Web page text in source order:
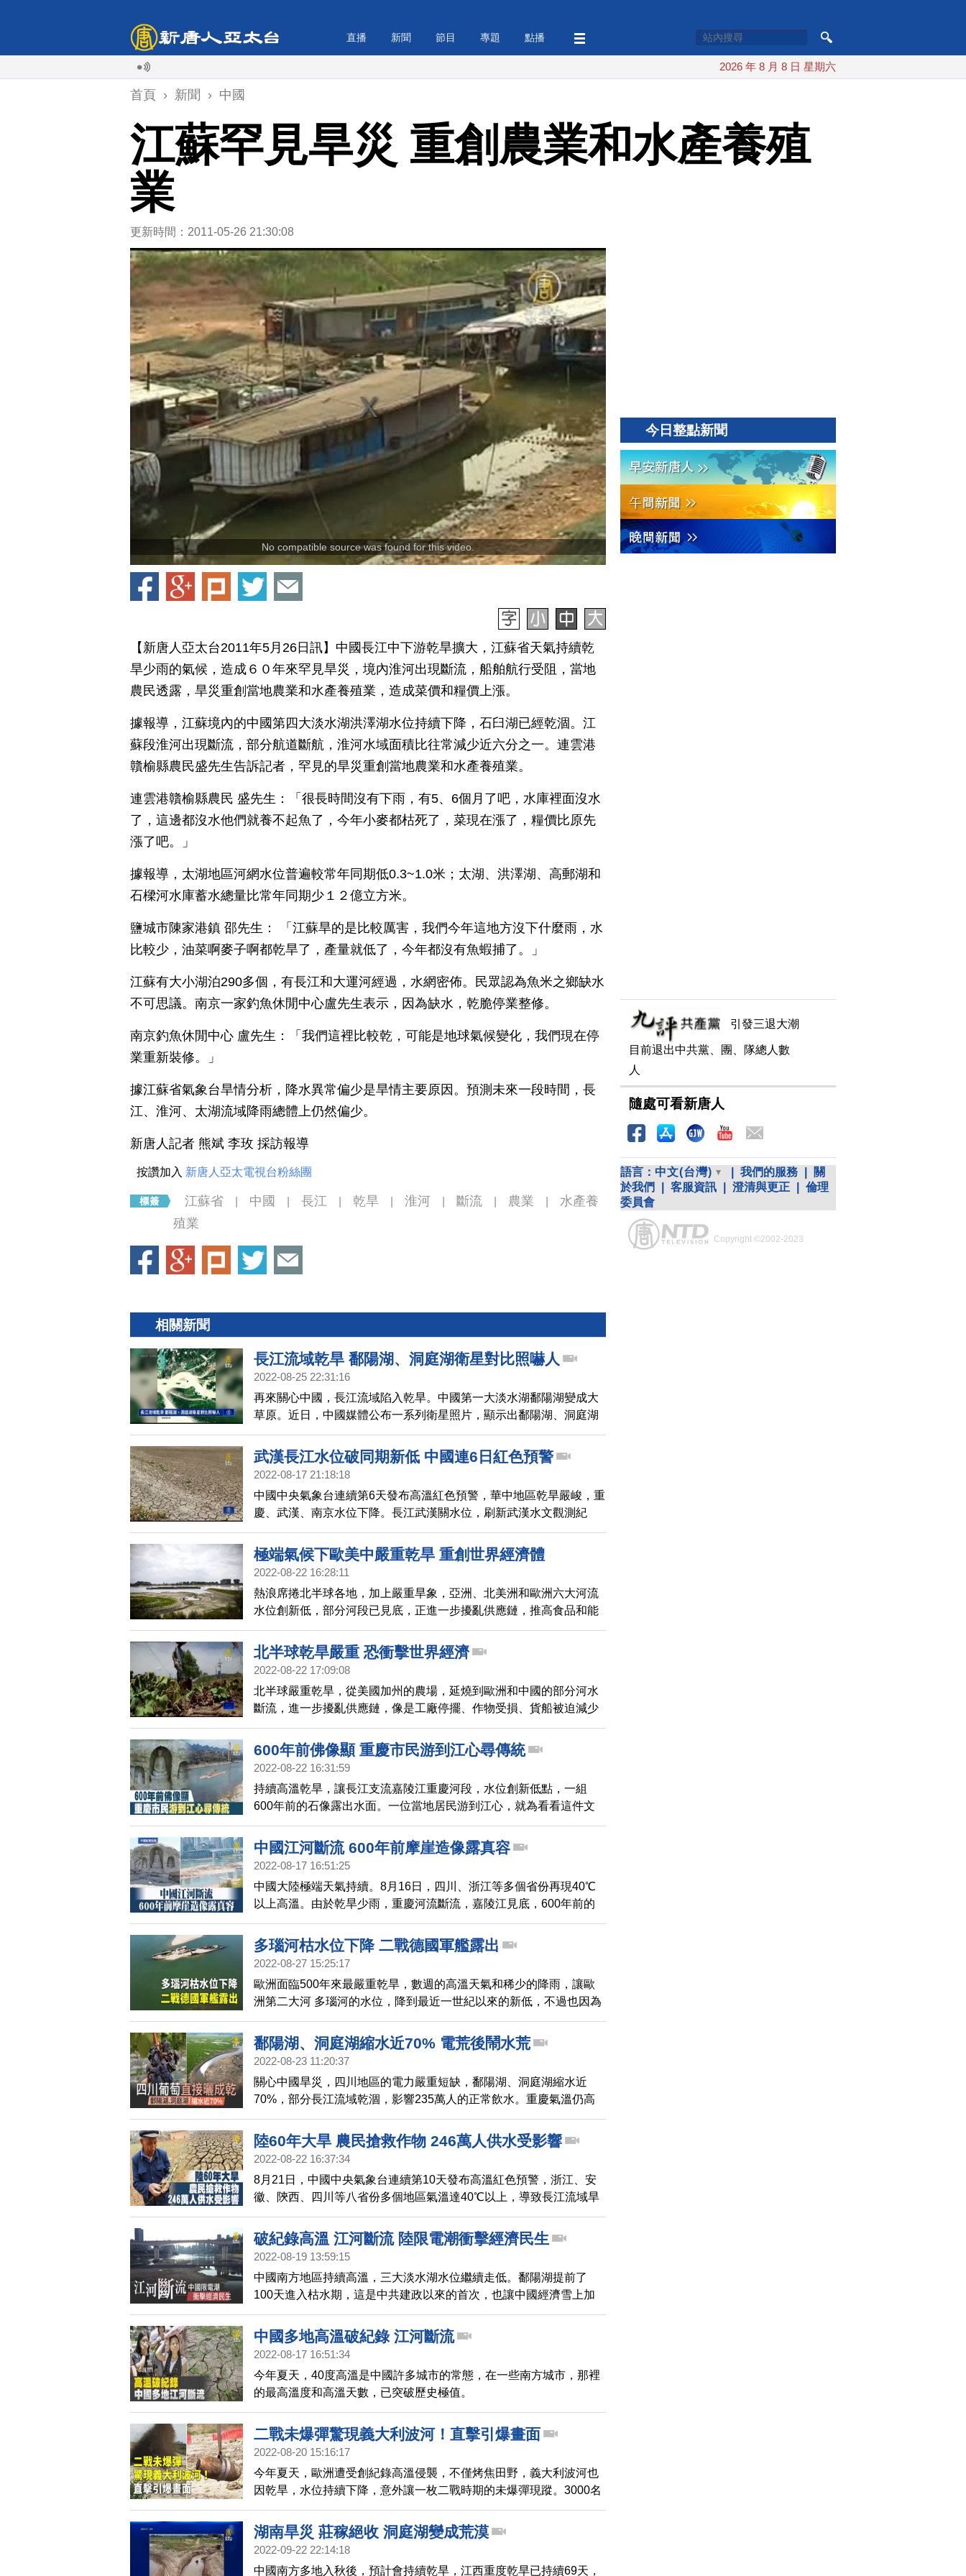
直播 新聞 節目 專題 點播
2026 年 8 月 8 日 星期六
首頁 › 新聞 › 中國
江蘇罕見旱災 重創農業和水產養殖
業
更新時間：2011-05-26 21:30:08
No compatible source was found for this video.
【新唐人亞太台2011年5月26日訊】中國長江中下游乾旱擴大，江蘇省天氣持續乾
旱少雨的氣候，造成６０年來罕見旱災，境內淮河出現斷流，船舶航行受阻，當地
農民透露，旱災重創當地農業和水產養殖業，造成菜價和糧價上漲。
據報導，江蘇境內的中國第四大淡水湖洪澤湖水位持續下降，石臼湖已經乾涸。江
蘇段淮河出現斷流，部分航道斷航，淮河水域面積比往常減少近六分之一。連雲港
贛榆縣農民盛先生告訴記者，罕見的旱災重創當地農業和水產養殖業。
連雲港贛榆縣農民 盛先生：「很長時間沒有下雨，有5、6個月了吧，水庫裡面沒水
了，這邊都沒水他們就養不起魚了，今年小麥都枯死了，菜現在漲了，糧價比原先
漲了吧。」
據報導，太湖地區河網水位普遍較常年同期低0.3~1.0米；太湖、洪澤湖、高郵湖和
石樑河水庫蓄水總量比常年同期少１２億立方米。
鹽城市陳家港鎮 邵先生： 「江蘇旱的是比較厲害，我們今年這地方沒下什麼雨，水
比較少，油菜啊麥子啊都乾旱了，產量就低了，今年都沒有魚蝦捕了。」
江蘇有大小湖泊290多個，有長江和大運河經過，水網密佈。民眾認為魚米之鄉缺水
不可思議。南京一家釣魚休閒中心盧先生表示，因為缺水，乾脆停業整修。
南京釣魚休閒中心 盧先生：「我們這裡比較乾，可能是地球氣候變化，我們現在停
業重新裝修。」
據江蘇省氣象台旱情分析，降水異常偏少是旱情主要原因。預測未來一段時間，長
江、淮河、太湖流域降雨總體上仍然偏少。
新唐人記者 熊斌 李玫 採訪報導
按讚加入 新唐人亞太電視台粉絲團
江蘇省 中國 長江 乾旱 淮河 斷流 農業
水產養
殖業
相關新聞
長江流域乾旱 鄱陽湖、洞庭湖衛星對比照嚇人
2022-08-25 22:31:16
再來關心中國，長江流域陷入乾旱。中國第一大淡水湖鄱陽湖變成大
草原。近日，中國媒體公布一系列衛星照片，顯示出鄱陽湖、洞庭湖
水體面積大減超過6成。
武漢長江水位破同期新低 中國連6日紅色預警
2022-08-17 21:18:18
中國中央氣象台連續第6天發布高溫紅色預警，華中地區乾旱嚴峻，重
慶、武漢、南京水位下降。長江武漢關水位，刷新武漢水文觀測紀
錄，也就是1961年以來的同期水位最低紀錄。民眾拍攝影片表示，長
江目前情況就跟冬天水枯季節是一樣的。
極端氣候下歐美中嚴重乾旱 重創世界經濟體
2022-08-22 16:28:11
熱浪席捲北半球各地，加上嚴重旱象，亞洲、北美洲和歐洲六大河流
水位創新低，部分河段已見底，正進一步擾亂供應鏈，推高食品和能
源價格，給原本就已經承壓的全球貿易系統增加壓力。
北半球乾旱嚴重 恐衝擊世界經濟
2022-08-22 17:09:08
北半球嚴重乾旱，從美國加州的農場，延燒到歐洲和中國的部分河水
斷流，進一步擾亂供應鏈，像是工廠停擺、作物受損、貨船被迫減少
載貨量以及數百萬人恐面臨停電，正衝擊全球基礎建設和各國經濟。
600年前佛像顯 重慶市民游到江心尋傳統
2022-08-22 16:31:59
持續高溫乾旱，讓長江支流嘉陵江重慶河段，水位創新低點，一組
600年前的石像露出水面。一位當地居民游到江心，就為看看這件文
物。
中國江河斷流 600年前摩崖造像露真容
2022-08-17 16:51:25
中國大陸極端天氣持續。8月16日，四川、浙江等多個省份再現40℃
以上高溫。由於乾旱少雨，重慶河流斷流，嘉陵江見底，600年前的
摩崖造像，再現真容。
多瑙河枯水位下降 二戰德國軍艦露出
2022-08-27 15:25:17
歐洲面臨500年來最嚴重乾旱，數週的高溫天氣和稀少的降雨，讓歐
洲第二大河 多瑙河的水位，降到最近一世紀以來的新低，不過也因為
這樣有意外的發現，有多艘二戰時期沉沒的德國軍艦重見天日。
鄱陽湖、洞庭湖縮水近70% 電荒後鬧水荒
2022-08-23 11:20:37
關心中國旱災，四川地區的電力嚴重短缺，鄱陽湖、洞庭湖縮水近
70%，部分長江流域乾涸，影響235萬人的正常飲水。重慶氣溫仍高
達43度，當地野火已迫使上千人撤離家園。
陸60年大旱 農民搶救作物 246萬人供水受影響
2022-08-22 16:37:34
8月21日，中國中央氣象台連續第10天發布高溫紅色預警，浙江、安
徽、陝西、四川等八省份多個地區氣溫達40℃以上，導致長江流域旱
情嚴重，多地農田乾裂。官方說法稱，未來幾天旱情仍將持續，截至
目前，已有3299萬畝耕地受旱，246萬人供水受到影響。
破紀錄高溫 江河斷流 陸限電潮衝擊經濟民生
2022-08-19 13:59:15
中國南方地區持續高溫，三大淡水湖水位繼續走低。鄱陽湖提前了
100天進入枯水期，這是中共建政以來的首次，也讓中國經濟雪上加
霜。
中國多地高溫破紀錄 江河斷流
2022-08-17 16:51:34
今年夏天，40度高溫是中國許多城市的常態，在一些南方城市，那裡
的最高溫度和高溫天數，已突破歷史極值。
二戰未爆彈驚現義大利波河！直擊引爆畫面
2022-08-20 15:16:17
今年夏天，歐洲遭受創紀錄高溫侵襲，不僅烤焦田野，義大利波河也
因乾旱，水位持續下降，意外讓一枚二戰時期的未爆彈現蹤。3000名
居民因此被疏散，由軍方將炸彈轉移到採石場引爆。
湖南旱災 莊稼絕收 洞庭湖變成荒漠
2022-09-22 22:14:18
中國南方多地入秋後，預計會持續乾旱，江西重度乾旱已持續69天，
今日整點新聞
引發三退大潮
目前退出中共黨、團、隊總人數
人
隨處可看新唐人
語言： 中文(台灣) 我們的服務
關
於我們
客服資訊 澄清與更正
倫理
委員會
Copyright ©2002-2023